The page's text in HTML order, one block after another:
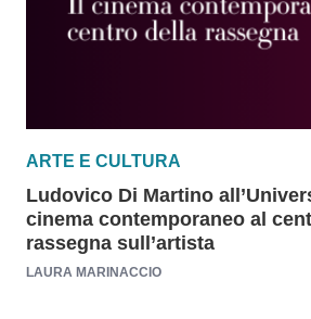
ARTE E CULTURA
Ludovico Di Martino
cinema contemporaneo al
rassegna sull’artista
LAURA MARINACCIO